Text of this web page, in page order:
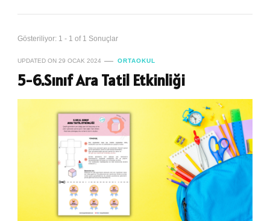
Gösteriliyor: 1 - 1 of 1 Sonuçlar
UPDATED ON 29 OCAK 2024 ORTAOKUL
5-6.Sınıf Ara Tatil Etkinliği